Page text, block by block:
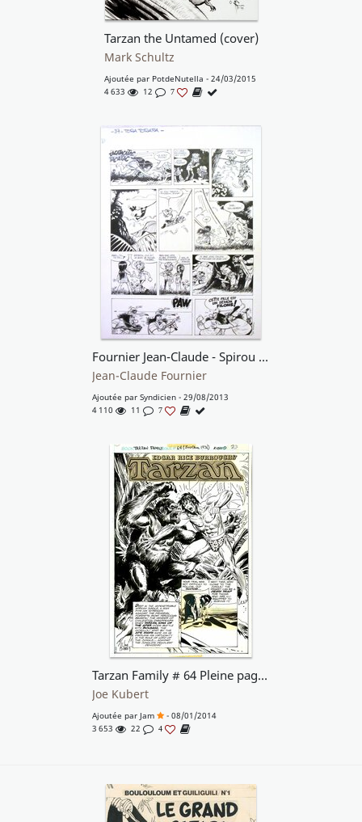
Tarzan the Untamed (cover)
Mark Schultz
Ajoutée par PotdeNutella - 24/03/2015
4 633
12 7
Fournier Jean-Claude - Spirou & Fantasio - planche Tora Torapa
Jean-Claude Fournier
Ajoutée par Syndicien - 29/08/2013
4 110
11 7
Tarzan Family # 64 Pleine page 1 .
Joe Kubert
Ajoutée par Jam
- 08/01/2014
3 653
22 4